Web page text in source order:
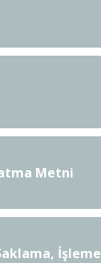
Metni
İşleme